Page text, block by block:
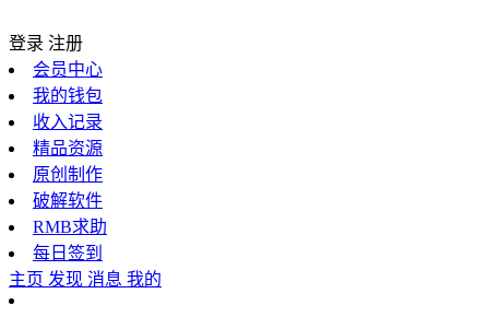
登录 注册
会员中心
我的钱包
收入记录
精品资源
原创制作
破解软件
RMB求助
每日签到
主页 发现 消息 我的